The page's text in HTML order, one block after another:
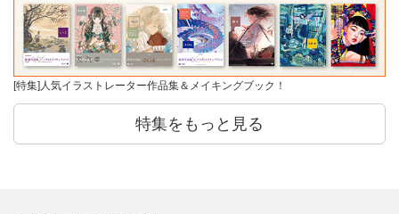
[特集]人気イラストレーター作品集＆メイキングブック！
特集をもっと見る